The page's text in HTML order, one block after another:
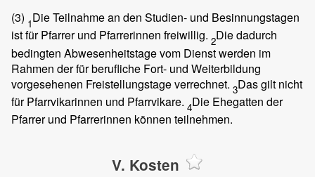
(3) 1Die Teilnahme an den Studien- und Besinnungstagen
ist für Pfarrer und Pfarrerinnen freiwillig. 2Die dadurch
bedingten Abwesenheitstage vom Dienst werden im
Rahmen der für berufliche Fort- und Weiterbildung
vorgesehenen Freistellungstage verrechnet. 3Das gilt nicht
für Pfarrvikarinnen und Pfarrvikare. 4Die Ehegatten der
Pfarrer und Pfarrerinnen können teilnehmen.
V. Kosten